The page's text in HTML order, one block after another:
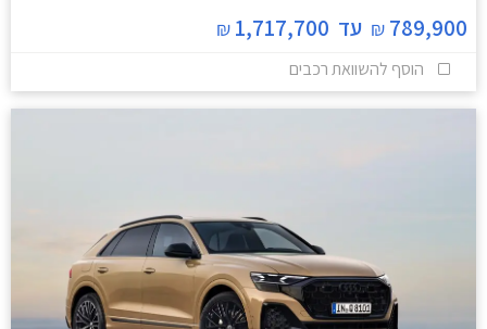
789,900
₪ עד 1,717,700
₪
הוסף להשוואת רכבים